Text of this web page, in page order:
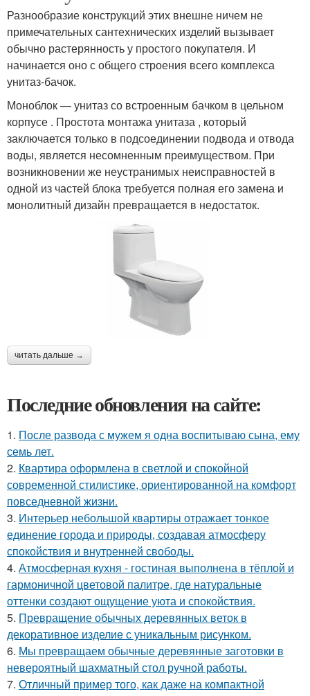
Разнообразие конструкций этих внешне ничем не
примечательных сантехнических изделий вызывает
обычно растерянность у простого покупателя. И
начинается оно с общего строения всего комплекса
унитаз‑бачок.
Моноблок — унитаз со встроенным бачком в цельном
корпусе . Простота монтажа унитаза , который
заключается только в подсоединении подвода и отвода
воды, является несомненным преимуществом. При
возникновении же неустранимых неисправностей в
одной из частей блока требуется полная его замена и
монолитный дизайн превращается в недостаток.
читать дальше →
Последние обновления на сайте:
1. После развода с мужем я одна воспитываю сына, ему
семь лет.
2. Квартира оформлена в светлой и спокойной
современной стилистике, ориентированной на комфорт
повседневной жизни.
3. Интерьер небольшой квартиры отражает тонкое
единение города и природы, создавая атмосферу
спокойствия и внутренней свободы.
4. Атмосферная кухня - гостиная выполнена в тёплой и
гармоничной цветовой палитре, где натуральные
оттенки создают ощущение уюта и спокойствия.
5. Превращение обычных деревянных веток в
декоративное изделие с уникальным рисунком.
6. Мы превращаем обычные деревянные заготовки в
невероятный шахматный стол ручной работы.
7. Отличный пример того, как даже на компактной